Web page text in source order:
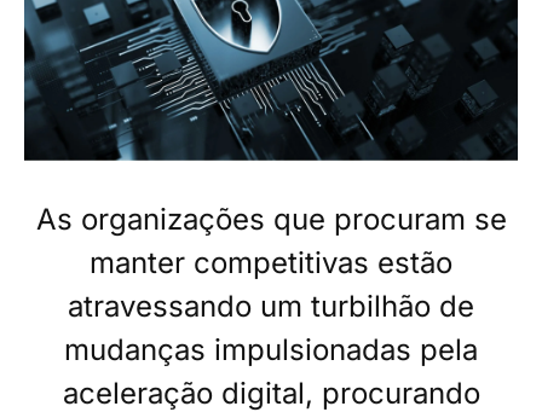
As organizações que procuram se
manter competitivas estão
atravessando um turbilhão de
mudanças impulsionadas pela
aceleração digital, procurando